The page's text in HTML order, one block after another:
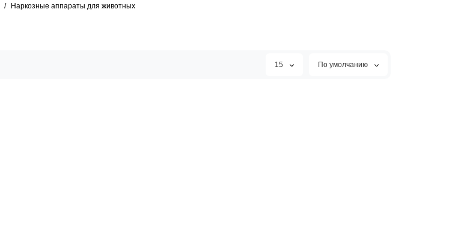
Наркозные аппараты для животных
15 По умолчанию